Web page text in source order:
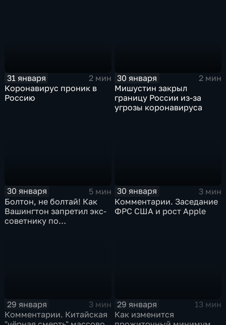
31 января
2 мин
Коронавирус проник в
Россию
30 января
2 мин
Мишустин закрыл
границу России из-за
угрозы коронавируса
30 января
5 мин
Болтон, не болтай! Как
Вашингтон запретил экс-
советнику по
30 января
3 мин
Комментарии. Заседание
ФРС США и рост Apple
29 января
3 мин
Комментарии. Китайская
29 января
13 мин
Как изменится